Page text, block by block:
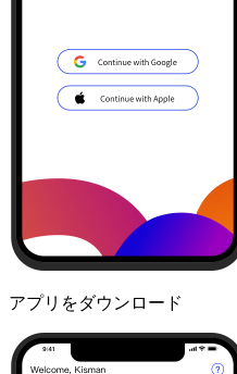
アプリをダウンロード